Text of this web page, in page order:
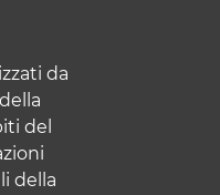
da
del
della